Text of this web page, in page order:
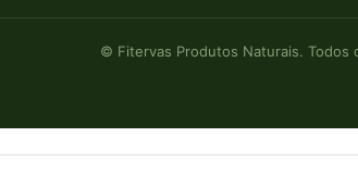
© Fitervas Produtos Naturais. Todos